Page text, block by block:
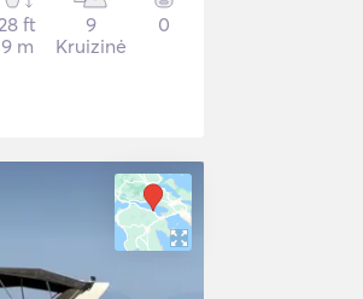
ft
9 m
9
Kruizinė
0